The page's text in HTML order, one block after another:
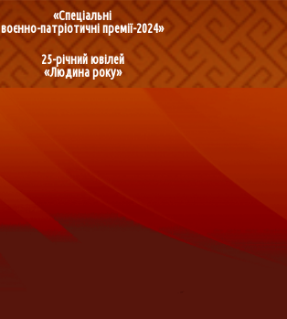
«Спеціальні
воєнно-патріотичні премії-2024»
25-річний ювілей
«Людина року»